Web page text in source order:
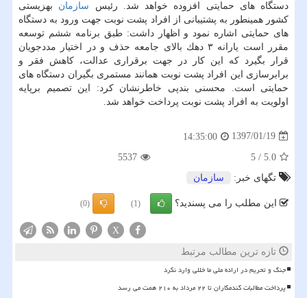
دستگاه های حمایتی افزوده خواهد شد. رئیس سازمان بهزیستی
كشور همینطور به پشتیبانی از افراد پشت نوبت جهت ورود به دستگاه
های حمایتی اشاره نمود و اظهار داشت: طبق برنامه ششم توسعه
مقرر است یارانه ۳ دهك بالای جامعه حذف و در اختیار مددجویان
قرار بگیرد كه این كار در جهت برقراری عدالت، كاهش فقر و
برابرسازی این افراد پشت نوبت همانند مستمری بگیران دستگاه های
حمایتی است. محسنی بندپی خاطرنشان كرد: این تصمیم برپایه
اولویت به افراد پشت نوبت پرداخت خواهد شد.
1397/01/19
14:35:00
5.0
/
5
5537
تگهای خبر:
سازمان
این مطلب را می پسندید؟ (1)
(0)
X
تازه ترین مطالب مرتبط
جنگ و تحریم در اراده ملی ما خللی وارد نکرد
پرداخت مطالبات گندمکاران تا ۲۲ مرداد به ۲۱۰ همت می رسد